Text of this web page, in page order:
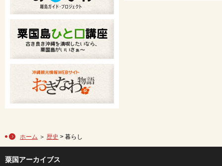
ホーム ＞ 歴史 > 暮らし
粟国アーカイブス